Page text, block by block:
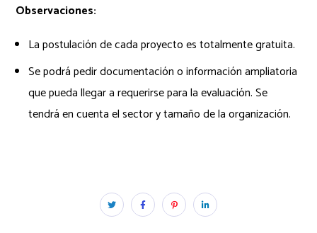
Observaciones:
La postulación de cada proyecto es totalmente gratuita.
Se podrá pedir documentación o información ampliatoria
que pueda llegar a requerirse para la evaluación. Se
tendrá en cuenta el sector y tamaño de la organización.